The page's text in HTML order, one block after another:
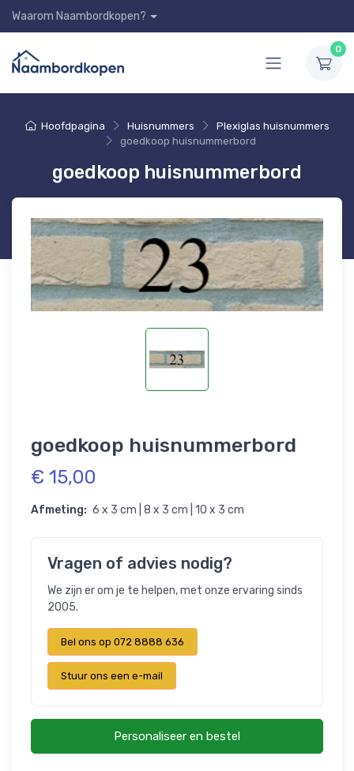
Waarom Naambordkopen?
0
Hoofdpagina Huisnummers
Plexiglas huisnummers
goedkoop huisnummerbord
goedkoop huisnummerbord
goedkoop huisnummerbord
€ 15,00
Afmeting: 6 x 3 cm | 8 x 3 cm | 10 x 3 cm
Vragen of advies nodig?
We zijn er om je te helpen, met onze ervaring sinds
2005.
Bel ons op 072 8888 636
Stuur ons een e-mail
Personaliseer en bestel